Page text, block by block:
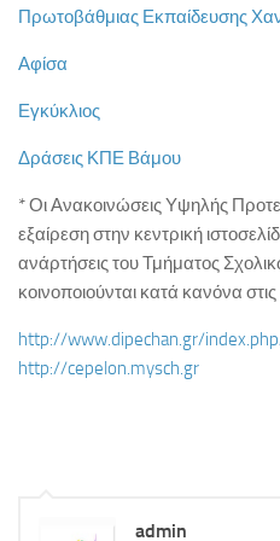
ΚΕ.ΣΥ.Π. Χανίων
Εθνικό Δίκτυο Αγωγής
Πολυθεματικό Δίκτυο
Προστασία από Υψηλή
ΚΠΕ Βάμου
ΚΠΕ Ανωγείων
ΚΠΕ Αρχανών
Πρωτοβάθμιας Εκπαίδευσης
Αφίσα
Εγκύκλιος
Δράσεις ΚΠΕ Βάμου
* Οι Ανακοινώσεις Υψηλής
εξαίρεση στην κεντρική
ανάρτήσεις του Τμήματος
κοινοποιούνται κατά κανόνα
http://www.dipechan.gr/
http://cepelon.mysch.gr
admin